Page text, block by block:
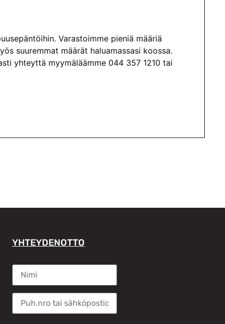
Varastoimme pieniä määriä
suuremmat määrät haluamassasi koossa.
yhteyttä myymäläämme 044 357 1210 tai
YHTEYDENOTTO